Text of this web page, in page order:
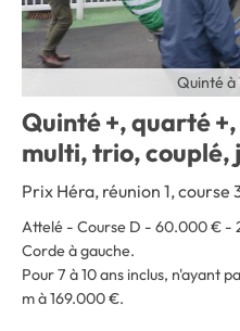
Quinté à
Quinté +, quarté
multi, trio, couplé,
Prix Héra, réunion 1, course
Attelé - Course D - 60.000 € -
Corde à gauche.
Pour 7 à 10 ans inclus, n'ayant
m à 169.000 €.